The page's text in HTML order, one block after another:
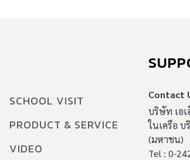
SCHOOL VISIT
PRODUCT & SERVICE
VIDEO
Contact
บริษัท เอ
ในเครือ
(มหาชน)
Tel : 0-